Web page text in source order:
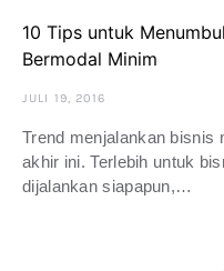
10 Tips untuk
Bermodal Minim
JULI 19, 2016
Trend menjalankan bisnis
akhir ini. Terlebih untuk
dijalankan siapapun,…